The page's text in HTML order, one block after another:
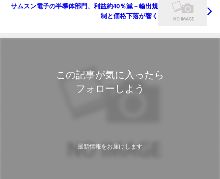
サムスン電子の半導体部門、利益約40％減－輸出規
制と価格下落が響く
この記事が気に入ったら
フォローしよう
最新情報をお届けします